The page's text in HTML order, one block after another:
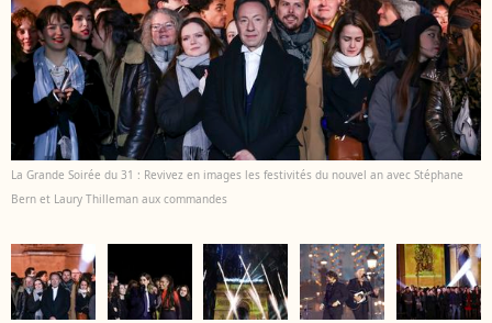
La Grande Soirée du 31 : Revivez en images les festivités du nouvel an avec Stéphane
Bern et Laury Thilleman aux commandes